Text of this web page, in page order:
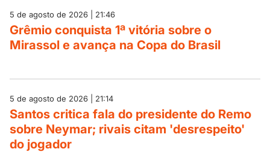
5 de agosto de 2026 | 21:46
Grêmio conquista 1ª vitória sobre o
Mirassol e avança na Copa do Brasil
5 de agosto de 2026 | 21:14
Santos critica fala do presidente do Remo
sobre Neymar; rivais citam 'desrespeito'
do jogador